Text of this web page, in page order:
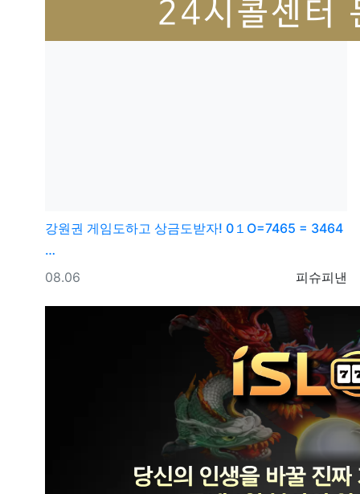
강원권 게임도하고 상금도받자! 0１O=7465 = 3464
…
등록자
피슈피낸
등록일
08.06